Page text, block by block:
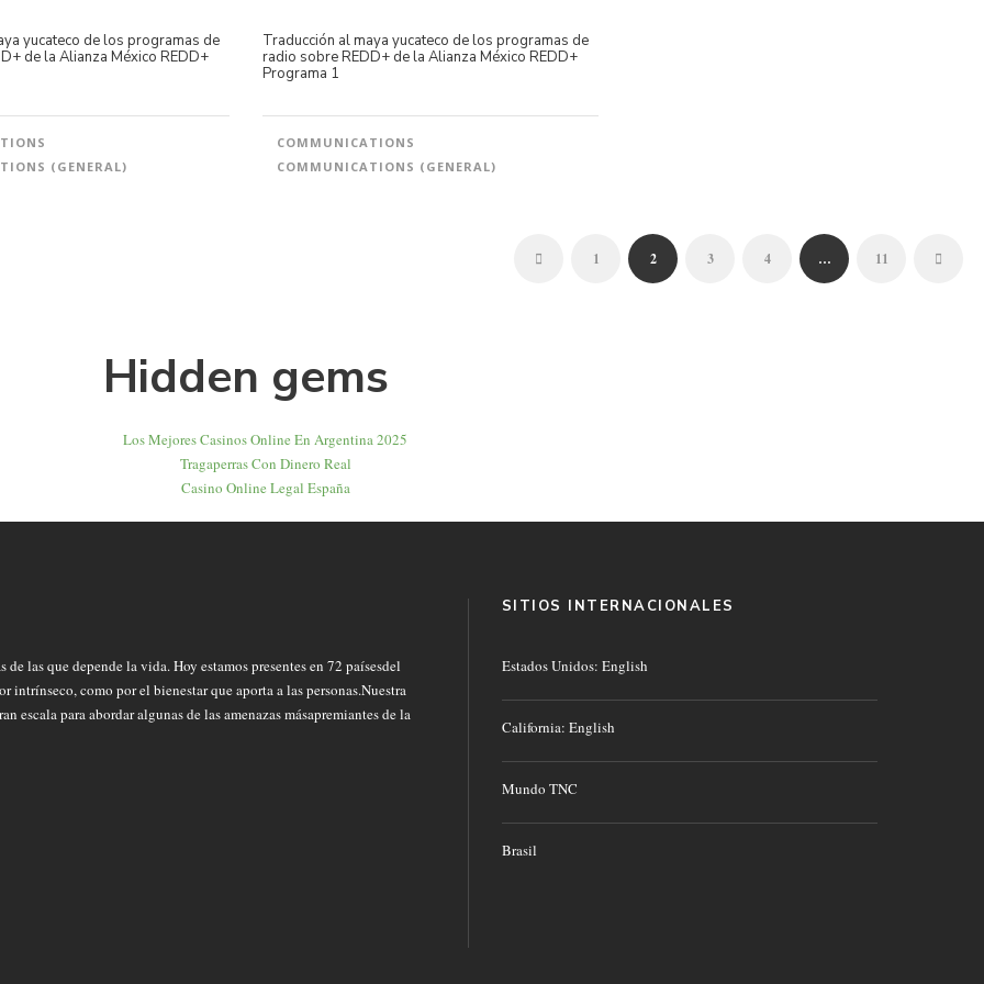
yucateco de los programas de
de la Alianza México REDD+
(GENERAL)
Traducción al maya yucateco de los programas de
radio sobre REDD+ de la Alianza México REDD+
Programa 1
COMMUNICATIONS
COMMUNICATIONS (GENERAL)
1 2 3 4 … 11
Hidden gems
Los Mejores Casinos Online En Argentina 2025
Tragaperras Con Dinero Real
Casino Online Legal España
las que depende la vida. Hoy estamos presentes en 72 paísesdel
como por el bienestar que aporta a las personas.Nuestra
escala para abordar algunas de las amenazas másapremiantes de la
SITIOS INTERNACIONALES
Estados Unidos: English
California: English
Mundo TNC
Brasil